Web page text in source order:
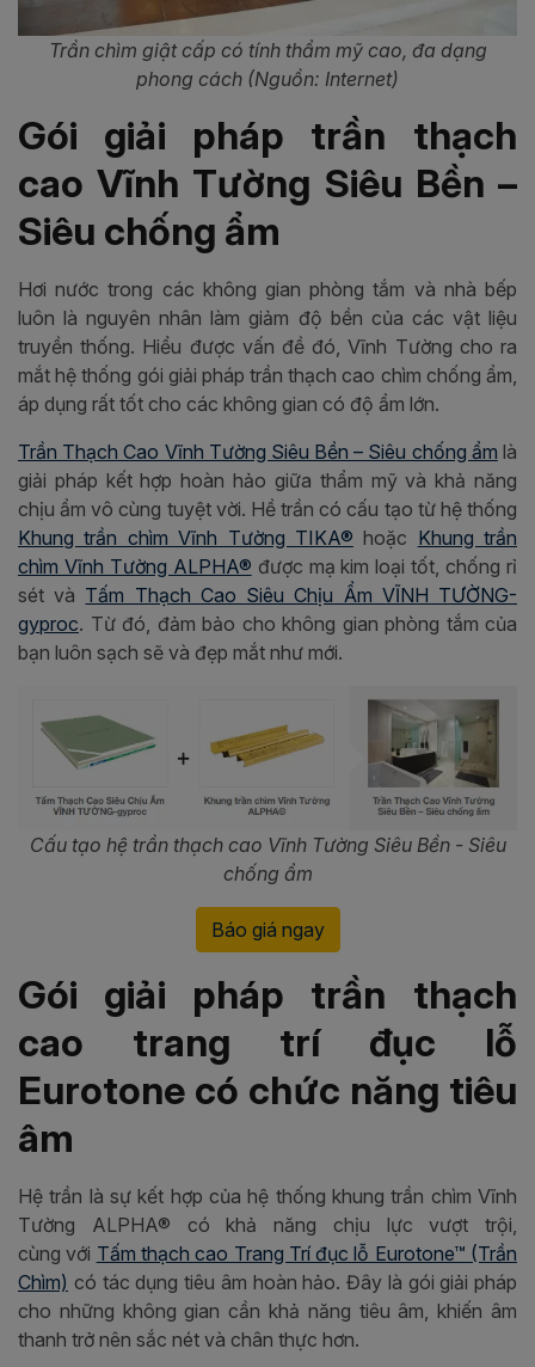
Trần chìm giật cấp có tính thẩm mỹ cao, đa dạng
phong cách (Nguồn: Internet)
Gói giải pháp trần thạch
cao Vĩnh Tường Siêu Bền –
Siêu chống ẩm
Hơi nước trong các không gian phòng tắm và nhà bếp
luôn là nguyên nhân làm giảm độ bền của các vật liệu
truyền thống. Hiểu được vấn đề đó, Vĩnh Tường cho ra
mắt hệ thống gói giải pháp trần thạch cao chìm chống ẩm,
áp dụng rất tốt cho các không gian có độ ẩm lớn.
Trần Thạch Cao Vĩnh Tường Siêu Bền – Siêu chống ẩm là
giải pháp kết hợp hoàn hảo giữa thẩm mỹ và khả năng
chịu ẩm vô cùng tuyệt vời. Hề trần có cấu tạo từ hệ thống
Khung trần chìm Vĩnh Tường TIKA® hoặc Khung trần
chìm Vĩnh Tường ALPHA® được mạ kim loại tốt, chống rỉ
sét và Tấm Thạch Cao Siêu Chịu Ẩm VĨNH TƯỜNG-
gyproc. Từ đó, đảm bảo cho không gian phòng tắm của
bạn luôn sạch sẽ và đẹp mắt như mới.
Cấu tạo hệ trần thạch cao Vĩnh Tường Siêu Bền - Siêu
chống ẩm
Báo giá ngay
Gói giải pháp trần thạch
cao trang trí đục lỗ
Eurotone có chức năng tiêu
âm
Hệ trần là sự kết hợp của hệ thống khung trần chìm Vĩnh
Tường ALPHA® có khả năng chịu lực vượt trội,
cùng với Tấm thạch cao Trang Trí đục lỗ Eurotone™ (Trần
Chìm) có tác dụng tiêu âm hoàn hảo. Đây là gói giải pháp
cho những không gian cần khả năng tiêu âm, khiến âm
thanh trở nên sắc nét và chân thực hơn.